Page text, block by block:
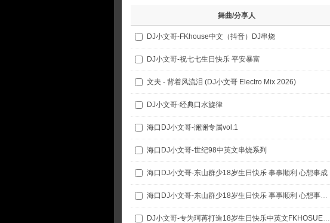
舞曲/分享人
DJ小文哥-FKhouse中文（抖音）DJ串烧
DJ小文哥-祝七七生日快乐 平安暴富
文夫 - 背着风流泪 (DJ小文哥 Electro Mix 2026)
DJ小文哥-经典口水旋律
海口DJ小文哥-澜澜专属vol.1
海口DJ小文哥-世纪98中英文串烧系列
海口DJ小文哥-东山群少18岁生日快乐 事事顺利 心想事成
海口DJ小文哥-东山群少18岁生日快乐 事事顺利 心想事成vol.2
DJ小文哥-专为珂苒打造18岁生日快乐中英文FKHOSUE咚鼓小串烧